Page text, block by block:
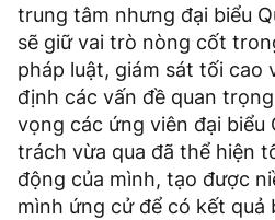
trung tâm nhưng đại biểu
sẽ giữ vai trò nòng cốt
pháp luật, giám sát tối cao
định các vấn đề quan
vọng các ứng viên đại biểu
trách vừa qua đã thể hiện
động của mình, tạo được
mình ứng cử để có kết quả